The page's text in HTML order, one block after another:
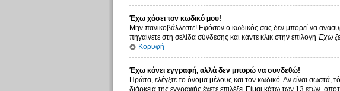
Έχω χάσει τον κωδικό μου!
Μην πανικοβάλλεστε! Εφόσον ο κωδικός σας δεν μπορεί να
πηγαίνετε στη σελίδα σύνδεσης και κάντε κλικ στην επιλογή Έχω
Κορυφή
Έχω κάνει εγγραφή, αλλά δεν μπορώ να συνδεθώ!
Πρώτα, ελέγξτε το όνομα μέλους και τον κωδικό. Αν είναι σωστά,
διάρκεια της εγγραφής έχετε επιλέξει Είμαι κάτω των 13 ετών,